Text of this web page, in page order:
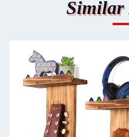
Similar